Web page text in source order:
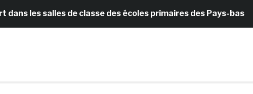
les salles de classe des écoles primaires des Pays-bas